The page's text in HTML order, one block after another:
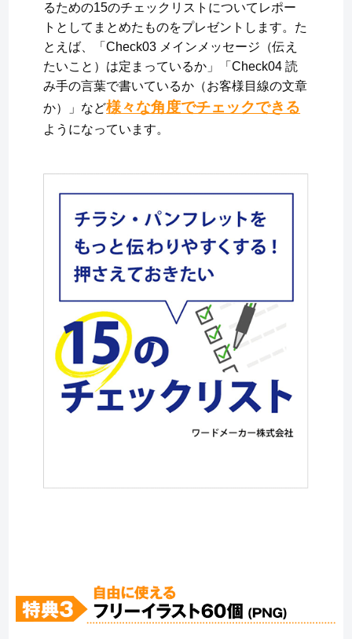
るための15のチェックリストについてレポー
トとしてまとめたものをプレゼントします。た
とえば、「Check03 メインメッセージ（伝え
たいこと）は定まっているか」「Check04 読
み手の言葉で書いているか（お客様目線の文章
か）」など様々な角度でチェックできる
ようになっています。